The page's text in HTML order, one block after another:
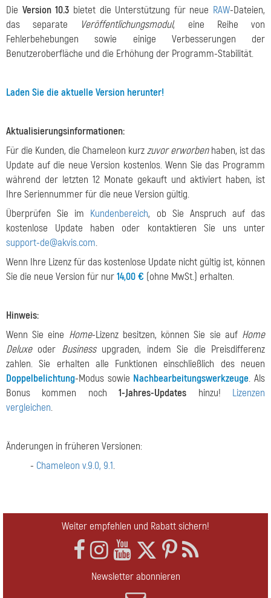
Die Version 10.3 bietet die Unterstützung für neue RAW-Dateien,
das separate
Veröffentlichungsmodul, eine Reihe von
Fehlerbehebungen sowie einige Verbesserungen der
Benutzeroberfläche und die Erhöhung der Programm-Stabilität.
Laden Sie die aktuelle Version herunter!
Aktualisierungsinformationen:
Für die Kunden, die Chameleon kurzzuvor erworbenhaben, ist das
Update auf die neue Version kostenlos. Wenn Sie das Programm
während der letzten 12 Monate gekauft und aktiviert haben, ist
Ihre Seriennummer für die neue Version gültig.
Überprüfen Sie im Kundenbereich, ob Sie Anspruch auf das
kostenlose Update haben oder kontaktieren Sie uns unter
support-de@akvis.com.
Wenn Ihre Lizenz für das kostenlose Update nicht gültig ist, können
Sie die neue Version für nur14,00 € (ohne MwSt.) erhalten.
Hinweis:
Wenn Sie eine Home-Lizenz besitzen, können Sie sie auf Home
Deluxeoder Businessupgraden, indem Sie die Preisdifferenz
zahlen. Sie erhalten alle Funktionen einschließlich des neuen
Doppelbelichtung-Modus sowie Nachbearbeitungswerkzeuge. Als
Bonus kommen noch1-Jahres-Updates hinzu! Lizenzen
vergleichen.
Änderungen in früheren Versionen:
- Chameleon v.9.0, 9.1.
Weiter empfehlen und Rabatt sichern!
Newsletter abonnieren